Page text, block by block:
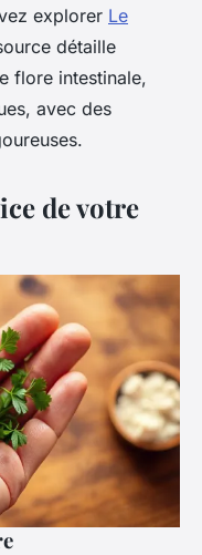
explorer Le
détaille
flore intestinale,
avec des
de votre